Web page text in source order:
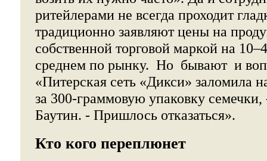
ритейлерами не всегда проходит
традиционно заявляют цены на
собственной торговой маркой на
среднем по рынку. Но бывают и
«Питерская сеть «Дикси» заломила
за 300-граммовую упаковку семечки,
Баутин. - Пришлось отказаться».
Кто кого переплюнет